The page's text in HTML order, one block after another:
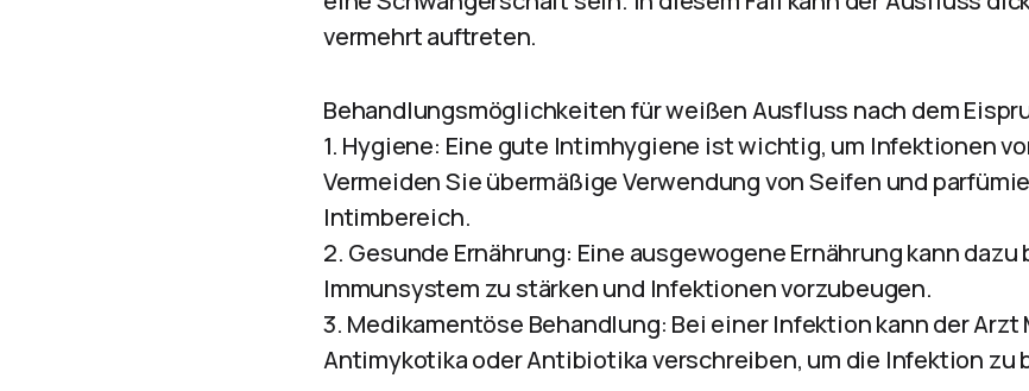
vermehrt auftreten.
Behandlungsmöglichkeiten für weißen Ausfluss nach dem
1. Hygiene: Eine gute Intimhygiene ist wichtig, um Infektionen
Vermeiden Sie übermäßige Verwendung von Seifen und
Intimbereich.
2. Gesunde Ernährung: Eine ausgewogene Ernährung kann
Immunsystem zu stärken und Infektionen vorzubeugen.
3. Medikamentöse Behandlung: Bei einer Infektion kann der
Antimykotika oder Antibiotika verschreiben, um die Infektion zu